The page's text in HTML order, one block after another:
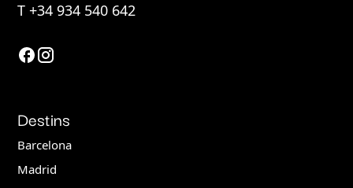
T +34 934 540 642
Destins
Barcelona
Madrid